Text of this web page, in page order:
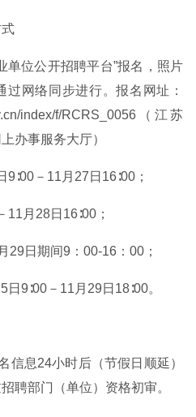
单位公开招聘平台”报名，照片
过网络同步进行。报名网址：
index/f/RCRS_0056（江苏
办事服务大厅）
－11月27日16∶00；
11月28日16∶00；
29日期间9：00-16：00；
9∶00－11月29日18∶00。
信息24小时后（节假日顺延）
聘部门（单位）资格初审。